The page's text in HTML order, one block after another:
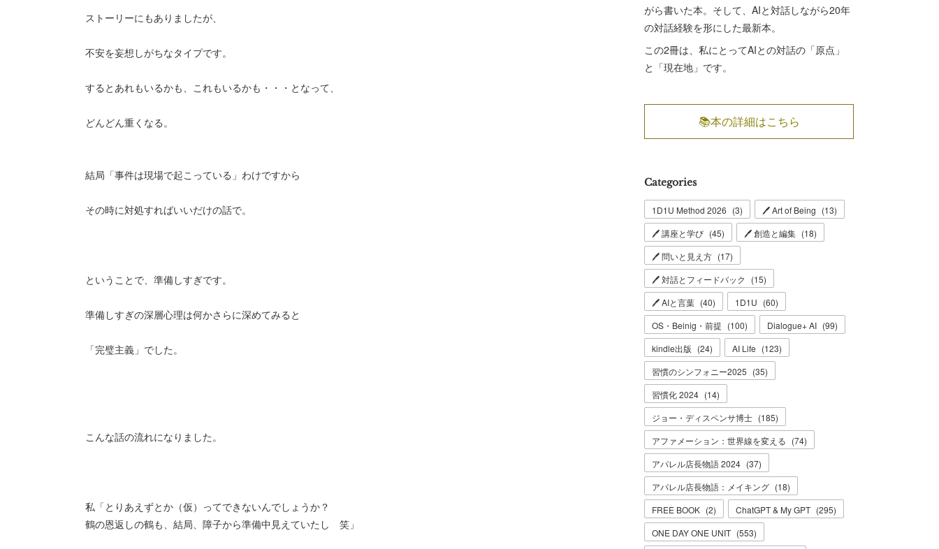
ストーリーにもありましたが、
不安を妄想しがちなタイプです。
するとあれもいるかも、これもいるかも・・・となって、
どんどん重くなる。
結局「事件は現場で起こっている」わけですから
その時に対処すればいいだけの話で。
ということで、準備しすぎです。
準備しすぎの深層心理は何かさらに深めてみると
「完璧主義」でした。
こんな話の流れになりました。
私「とりあえずとか（仮）ってできないんでしょうか？
鶴の恩返しの鶴も、結局、障子から準備中見えていたし 笑」
がら書いた本。そして、AIと対話しながら20年
の対話経験を形にした最新本。
この2冊は、私にとってAIとの対話の「原点」
と「現在地」です。
📚本の詳細はこちら
Categories
1D1U Method 2026 (3) 🖊 Art of Being (13)
🖊 講座と学び (45) 🖊 創造と編集 (18)
🖊 問いと見え方 (17)
🖊 対話とフィードバック
(15)
🖊 AIと言葉 (40) 1D1U (60)
OS・Beinig・前提 (100) Dialogue+ AI (99)
kindle出版 (24) AI Life (123)
習慣のシンフォニー2025 (35)
習慣化 2024 (14)
ジョー・ディスペンサ博士 (185)
アファメーション：世界線を変える (74)
アパレル店長物語 2024 (37)
アパレル店長物語：メイキング (18)
FREE BOOK (2) ChatGPT & My GPT (295)
ONE DAY ONE UNIT (553)